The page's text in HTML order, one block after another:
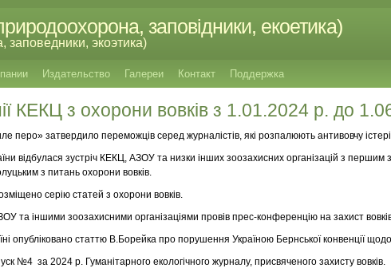
заповідники, екоетика)
экоэтика)
Издательство Галереи Контакт Поддержка
КЕКЦ з охорони вовків з 1.01.2024 р. до
перо» затвердило переможців серед журналістів, які розпалюють антивовчу
відбулася зустріч КЕКЦ, АЗОУ та низки інших зоозахисних організацій з першим
з питань охорони вовків.
серію статей з охорони вовків.
та іншими зоозахисними організаціями провів прес-конференцію на захист
опубліковано статтю В.Борейка про порушення Україною Бернської конвенції
№4 за 2024 р. Гуманітарного екологічного журналу, присвяченого захисту вовків.